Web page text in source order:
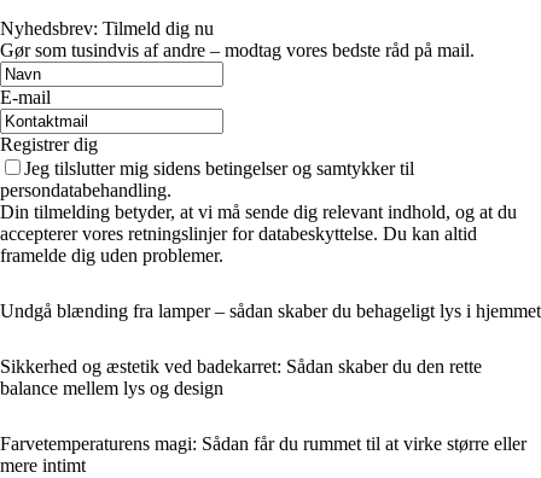
Nyhedsbrev: Tilmeld dig nu
Gør som tusindvis af andre – modtag vores bedste råd på mail.
E-mail
Registrer dig
Jeg tilslutter mig sidens betingelser og samtykker til
persondatabehandling.
Din tilmelding betyder, at vi må sende dig relevant indhold, og at du
accepterer vores retningslinjer for databeskyttelse. Du kan altid
framelde dig uden problemer.
Undgå blænding fra lamper – sådan skaber du behageligt lys i hjemmet
Sikkerhed og æstetik ved badekarret: Sådan skaber du den rette
balance mellem lys og design
Farvetemperaturens magi: Sådan får du rummet til at virke større eller
mere intimt